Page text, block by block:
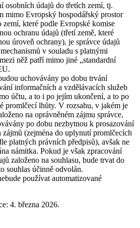
osobních údajů do třetích zemí, tj.
mimo Evropský hospodářský prostor
zemí, které podle Evropské komise
ochranu údajů (třetí země, které
úroveň ochrany), je správce údajů
v souladu s platnými
něž patří mimo jiné „standardní
uchovávány po dobu trvání
informačních a vzdělávacích služeb
účtu, a to i po jejím ukončení, a to po
promlčecí lhůty. V rozsahu, v jakém je
na oprávněném zájmu správce,
po dobu nezbytnou k prosazování
zájmů (zejména do uplynutí promlčecích
platných právních předpisů), avšak ne
námitka. Pokud je však zpracování
založeno na souhlasu, bude trvat do
souhlas účinně odvolán.
používat automatizované
4. března 2026.